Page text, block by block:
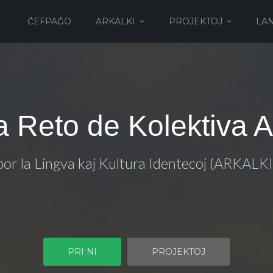
ĈEFPAĜO ARKALKI PROJEKTOJ
Reto de Kolektiva
la Lingva kaj Kultura Identecoj
PRI NI PROJEKTOJ